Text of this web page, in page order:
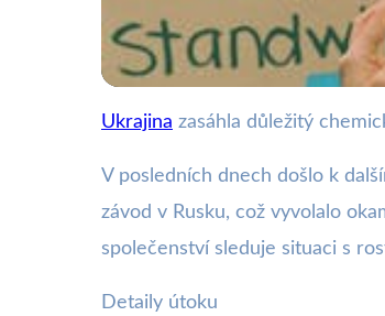
webya.cz
Útok na
22. 10. 2025· 3 min čtení · Autor: Nela
Ukrajina zasáhla důležitý
V posledních dnech došlo k
závod v Rusku, což vyvolalo
společenství sleduje situaci s
Detaily útoku